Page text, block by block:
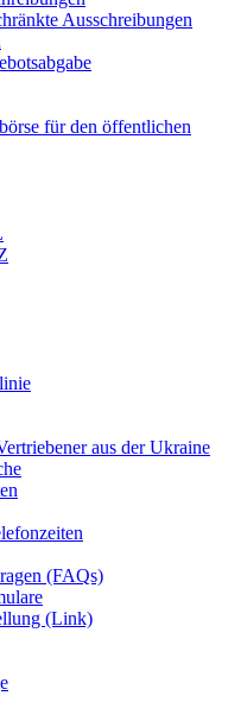
Ausschreibungen
für den öffentlichen
aus der Ukraine
(FAQs)
(Link)